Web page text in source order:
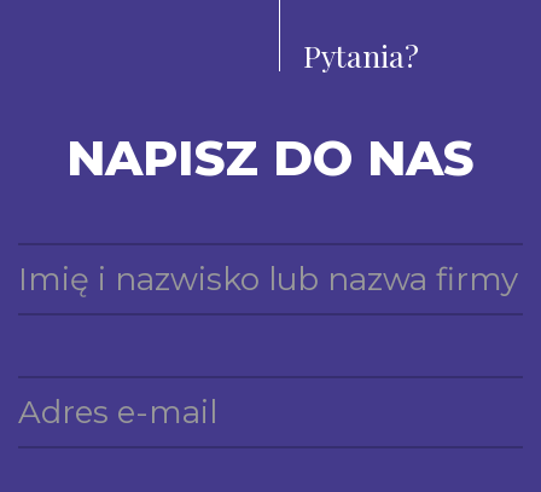
Pytania?
NAPISZ DO NAS